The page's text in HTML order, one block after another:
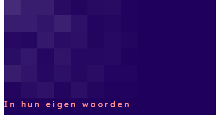
In hun eigen woorden